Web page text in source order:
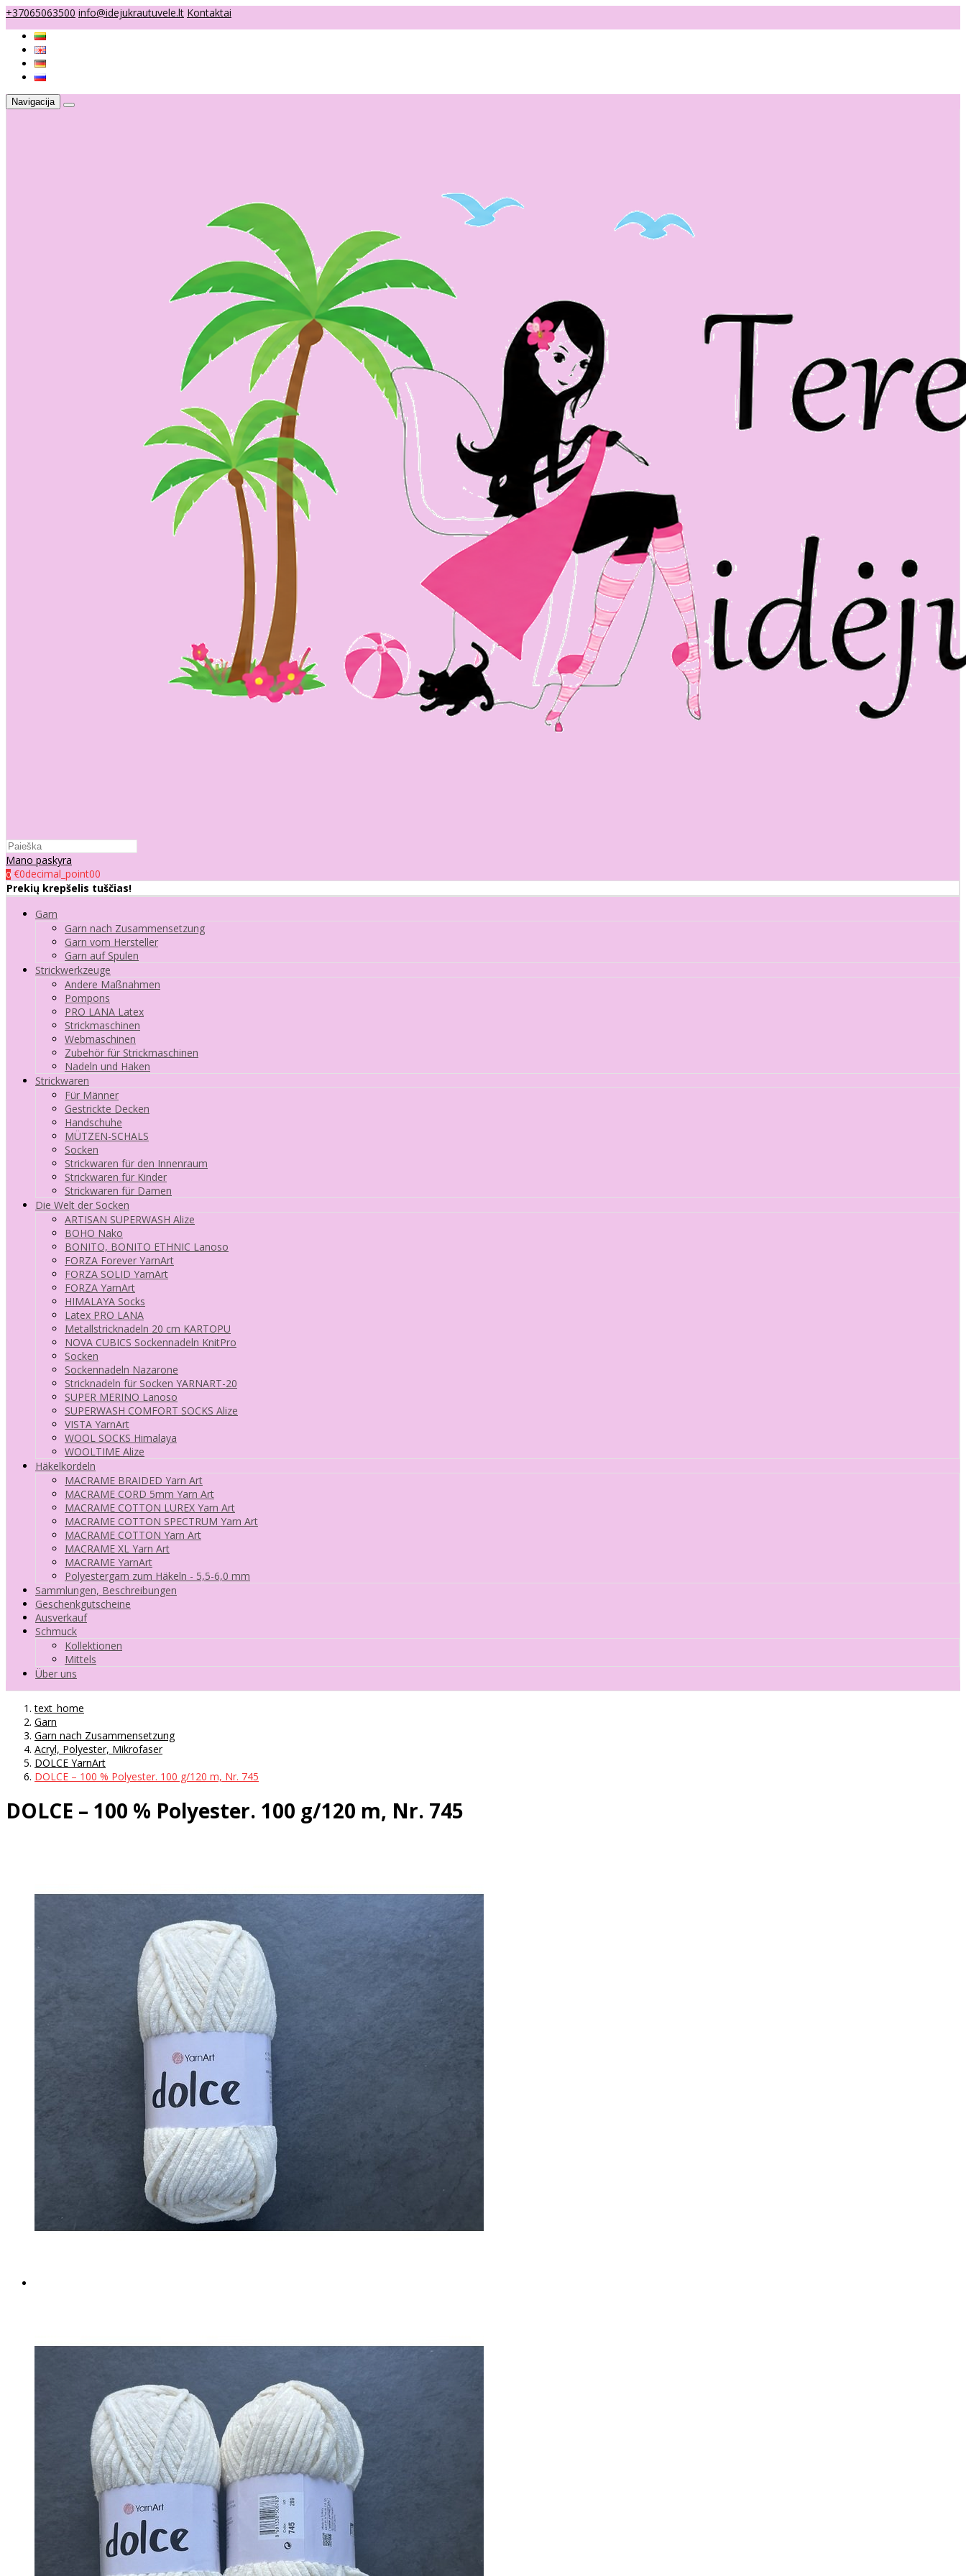
+37065063500 info@idejukrautuvele.lt Kontaktai
Navigacija
Mano paskyra
0 €0decimal_point00
Prekių krepšelis tuščias!
Garn
Garn nach Zusammensetzung
Garn vom Hersteller
Garn auf Spulen
Strickwerkzeuge
Andere Maßnahmen
Pompons
PRO LANA Latex
Strickmaschinen
Webmaschinen
Zubehör für Strickmaschinen
Nadeln und Haken
Strickwaren
Für Männer
Gestrickte Decken
Handschuhe
MÜTZEN-SCHALS
Socken
Strickwaren für den Innenraum
Strickwaren für Kinder
Strickwaren für Damen
Die Welt der Socken
ARTISAN SUPERWASH Alize
BOHO Nako
BONITO, BONITO ETHNIC Lanoso
FORZA Forever YarnArt
FORZA SOLID YarnArt
FORZA YarnArt
HIMALAYA Socks
Latex PRO LANA
Metallstricknadeln 20 cm KARTOPU
NOVA CUBICS Sockennadeln KnitPro
Socken
Sockennadeln Nazarone
Stricknadeln für Socken YARNART-20
SUPER MERINO Lanoso
SUPERWASH COMFORT SOCKS Alize
VISTA YarnArt
WOOL SOCKS Himalaya
WOOLTIME Alize
Häkelkordeln
MACRAME BRAIDED Yarn Art
MACRAME CORD 5mm Yarn Art
MACRAME COTTON LUREX Yarn Art
MACRAME COTTON SPECTRUM Yarn Art
MACRAME COTTON Yarn Art
MACRAME XL Yarn Art
MACRAME YarnArt
Polyestergarn zum Häkeln - 5,5-6,0 mm
Sammlungen, Beschreibungen
Geschenkgutscheine
Ausverkauf
Schmuck
Kollektionen
Mittels
Über uns
text_home
Garn
Garn nach Zusammensetzung
Acryl, Polyester, Mikrofaser
DOLCE YarnArt
DOLCE – 100 % Polyester. 100 g/120 m, Nr. 745
DOLCE – 100 % Polyester. 100 g/120 m, Nr. 745